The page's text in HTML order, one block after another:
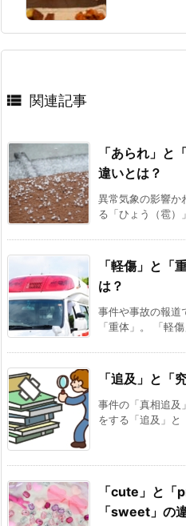
 関連記事
「あられ」と
違いとは？
異常気象の影響か
る「ひょう（雹）
「軽傷」と「
は？
事件や事故の報道
「重体」。 「軽
「追及」と「
事件の「真相追及
をする「追及」と
「cute」と「
「sweet」の